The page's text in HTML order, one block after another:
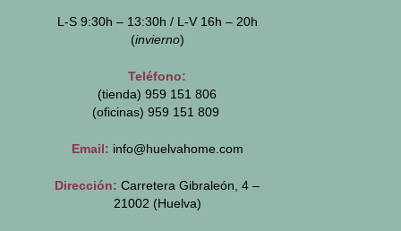
L-S 9:30h – 13:30h / L-V 16h – 20h
(invierno)
Teléfono:
(tienda) 959 151 806
(oficinas) 959 151 809
Email: info@huelvahome.com
Dirección: Carretera Gibraleón, 4 –
21002 (Huelva)